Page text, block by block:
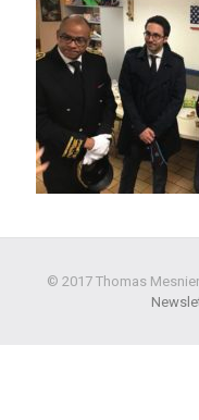
© 2017 Thomas